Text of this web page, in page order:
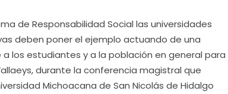
de Responsabilidad Social las universidades
deben poner el ejemplo actuando de una
los estudiantes y a la población en general para
durante la conferencia magistral que
Michoacana de San Nicolás de Hidalgo